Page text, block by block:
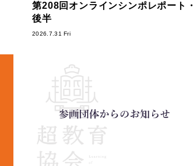
第208回オンラインシンポレポート・
後半
2026.7.31 Fri